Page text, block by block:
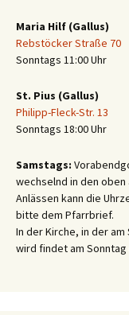
Maria Hilf (Gallus)
Rebstöcker Straße 70
Sonntags 11:00 Uhr
St. Pius (Gallus)
Philipp-Fleck-Str. 13
Sonntags 18:00 Uhr
Samstags:
wechselnd in den
Anlässen kann die
bitte dem Pfarrbrief.
In der Kirche, in der
wird findet am